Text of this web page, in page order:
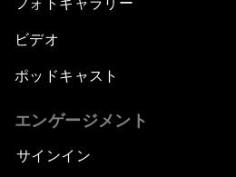
ビデオ
ポッドキャスト
エンゲージメント
サインイン